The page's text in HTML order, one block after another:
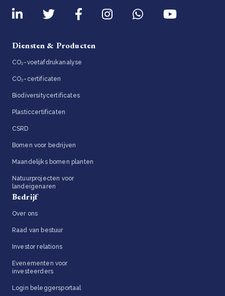
Diensten & Producten
CO₂-voetafdrukanalyse
CO₂-certificaten
Biodiversitycertificates
Plasticcertificaten
CSRD
Bomen voor bedrijven
Maandelijks bomen planten
Natuurprojecten voor
landeigenaren
Bedrijf
Over ons
Raad van bestuur
Investor relations
Evenementen voor
investeerders
Login beleggersportaal